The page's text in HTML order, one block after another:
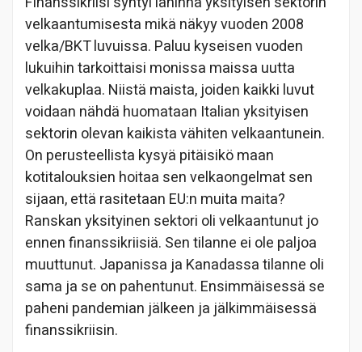
velkaantumisesta mikä näkyy vuoden 2008
velka/BKT luvuissa. Paluu kyseisen vuoden
lukuihin tarkoittaisi monissa maissa uutta
velkakuplaa. Niistä maista, joiden kaikki luvut
voidaan nähdä huomataan Italian yksityisen
sektorin olevan kaikista vähiten velkaantunein.
On perusteellista kysyä pitäisikö maan
kotitalouksien hoitaa sen velkaongelmat sen
sijaan, että rasitetaan EU:n muita maita?
Ranskan yksityinen sektori oli velkaantunut jo
ennen finanssikriisiä. Sen tilanne ei ole paljoa
muuttunut. Japanissa ja Kanadassa tilanne oli
sama ja se on pahentunut. Ensimmäisessä se
paheni pandemian jälkeen ja jälkimmäisessä
finanssikriisin.